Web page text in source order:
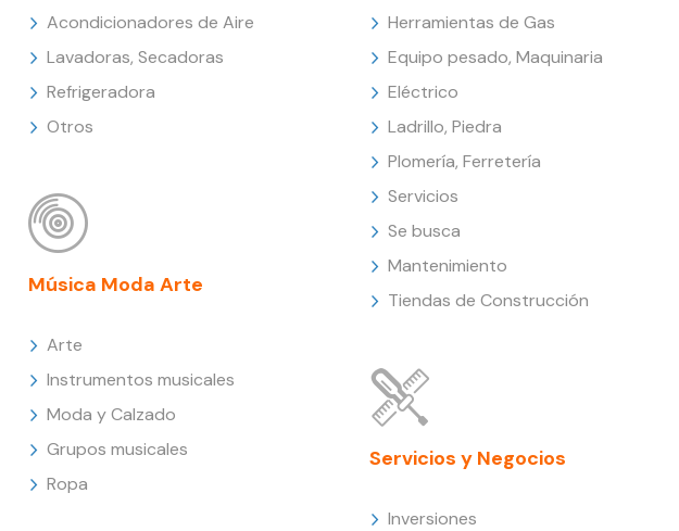
Acondicionadores de Aire
Lavadoras, Secadoras
Refrigeradora
Otros
Música Moda Arte
Arte
Instrumentos musicales
Moda y Calzado
Grupos musicales
Ropa
Herramientas de Gas
Equipo pesado, Maquinaria
Eléctrico
Ladrillo, Piedra
Plomería, Ferretería
Servicios
Se busca
Mantenimiento
Tiendas de Construcción
Servicios y Negocios
Inversiones